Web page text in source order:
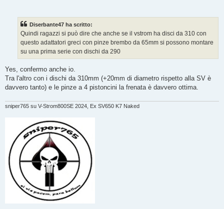
Diserbante47 ha scritto:
Quindi ragazzi si può dire che anche se il vstrom ha disci da 310 con
questo adattatori greci con pinze brembo da 65mm si possono montare
su una prima serie con dischi da 290
Yes, confermo anche io.
Tra l'altro con i dischi da 310mm (+20mm di diametro rispetto alla SV è
davvero tanto) e le pinze a 4 pistoncini la frenata è davvero ottima.
sniper765 su V-Strom800SE 2024, Ex SV650 K7 Naked